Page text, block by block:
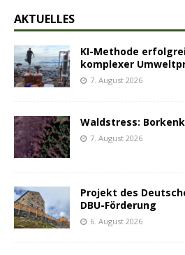
AKTUELLES
KI-Methode
komplexer
7. August 2026
Waldstress:
7. August 2026
Projekt des
DBU-Förderung
6. August 2026